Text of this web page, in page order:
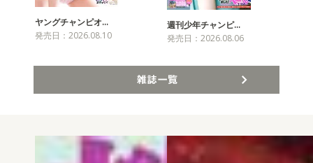
ヤングチャンピオ…
発売日：2026.08.10
週刊少年チャンピ…
発売日：2026.08.06